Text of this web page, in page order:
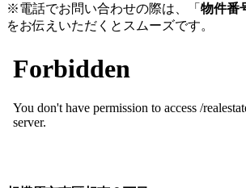
※電話でお問い合わせの際は、「 物件番
をお伝えいただくとスムーズです。